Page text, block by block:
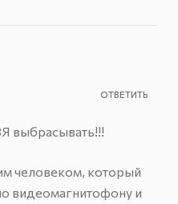
ОТВЕТИТЬ
выбрасывать!!!
человеком, который
видеомагнитофону и